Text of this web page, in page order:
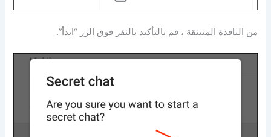
من النافذة المنبثقة ، قم بالتأكيد بالنقر فوق الزر “ابدأ”.